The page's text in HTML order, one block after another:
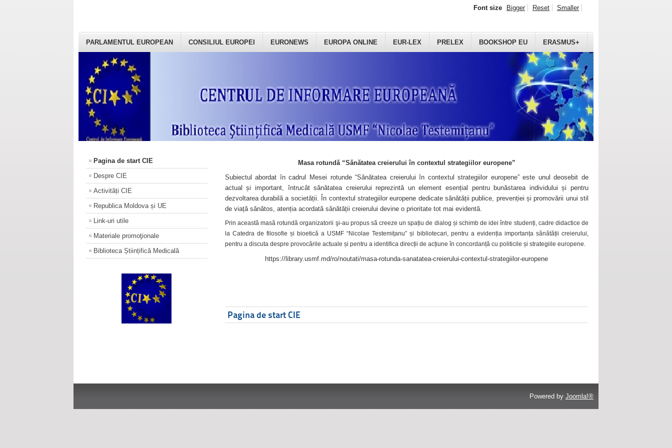
PARLAMENTUL EUROPEAN CONSILIUL EUROPEI EURONEWS EUROPA ONLINE EUR-LEX PRELEX BOOKSHOP EU ERASMUS+
Font size Bigger Reset Smaller
Pagina de start CIE
Despre CIE
Activități CIE
Republica Moldova și UE
Link-uri utile
Materiale promoţionale
Biblioteca Științifică Medicală
Masa rotundă “Sănătatea creierului în contextul strategiilor europene”
Subiectul abordat în cadrul Mesei rotunde “Sănătatea creierului în contextul strategiilor europene” este unul deosebit de
actual și important, întrucât sănătatea creierului reprezintă un element esențial pentru bunăstarea individului și pentru
dezvoltarea durabilă a societății. În contextul strategiilor europene dedicate sănătății publice, prevenției și promovării unui stil
de viață sănătos, atenția acordată sănătății creierului devine o prioritate tot mai evidentă.
Prin această masă rotundă organizatorii şi-au propus să creeze un spațiu de dialog și schimb de idei între studenți, cadre didactice de
la Catedra de filosofie și bioetică a USMF “Nicolae Testemițanu” și bibliotecari, pentru a evidenția importanța sănătății creierului,
pentru a discuta despre provocările actuale și pentru a identifica direcții de acțiune în concordanță cu politicile și strategiile europene.
https://library.usmf.md/ro/noutati/masa-rotunda-sanatatea-creierului-contextul-strategiilor-europene
Pagina de start CIE
Powered by Joomla!®